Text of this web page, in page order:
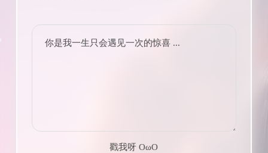
你是我一生只会遇见一次的惊喜 ...
戳我呀 OωO